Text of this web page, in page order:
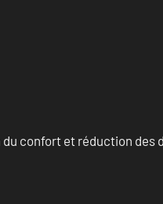
confort et réduction des